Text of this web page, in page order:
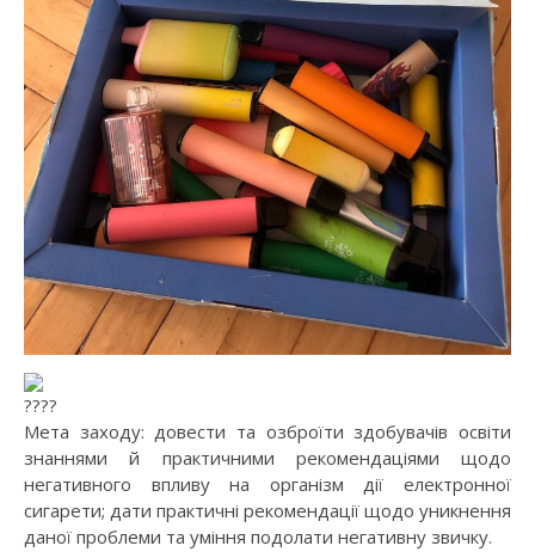
Мета заходу: довести та озброїти здобувачів освіти
знаннями й практичними рекомендаціями щодо
негативного впливу на організм дії електронної
сигарети; дати практичні рекомендації щодо уникнення
даної проблеми та уміння подолати негативну звичку.